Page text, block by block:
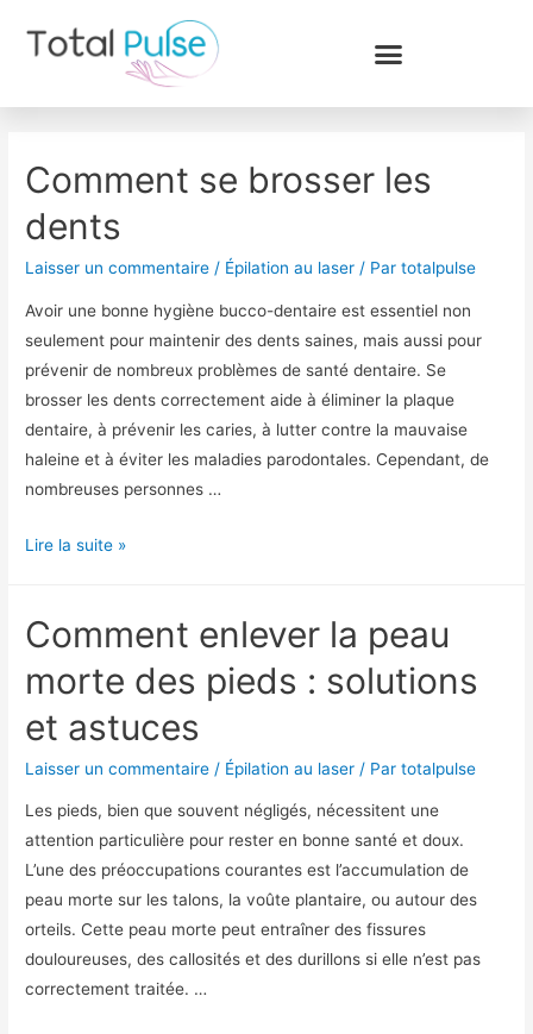
Comment se brosser les
dents
Laisser un commentaire / Épilation au laser / Partotalpulse
Avoir une bonne hygiène bucco-dentaire est essentiel non
seulement pour maintenir des dents saines, mais aussi pour
prévenir de nombreux problèmes de santé dentaire. Se
brosser les dents correctement aide à éliminer la plaque
dentaire, à prévenir les caries, à lutter contre la mauvaise
haleine et à éviter les maladies parodontales. Cependant, de
nombreuses personnes …
Lire la suite »
Comment enlever la peau
morte des pieds : solutions
et astuces
Laisser un commentaire / Épilation au laser / Partotalpulse
Les pieds, bien que souvent négligés, nécessitent une
attention particulière pour rester en bonne santé et doux.
L’une des préoccupations courantes est l’accumulation de
peau morte sur les talons, la voûte plantaire, ou autour des
orteils. Cette peau morte peut entraîner des fissures
douloureuses, des callosités et des durillons si elle n’est pas
correctement traitée. …